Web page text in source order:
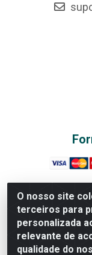
O nosso site
terceiros para
personalizada
relevante de
qualidade do
Rede Brasil -
Américas II